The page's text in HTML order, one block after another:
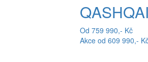
QASHQAI
Od 759 990,- Kč
Akce od 609 990,-